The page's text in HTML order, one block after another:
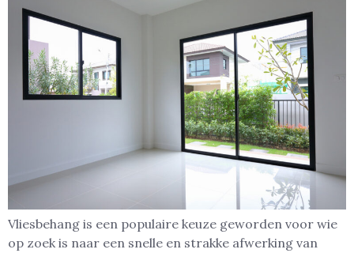
Vliesbehang is een populaire keuze geworden voor wie
op zoek is naar een snelle en strakke afwerking van